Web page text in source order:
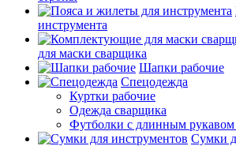
инструмента
для маски сварщика
Шапки рабочие
Спецодежда
Куртки рабочие
Одежда сварщика
Футболки с длинным рукавом
Сумки